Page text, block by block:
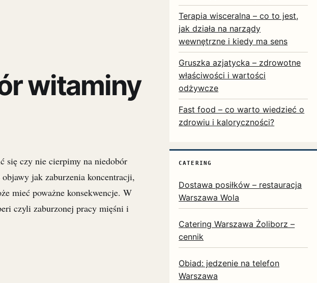
witaminy
się czy nie cierpimy na niedobór
jak zaburzenia koncentracji,
mieć poważne konsekwencje. W
czyli zaburzonej pracy mięśni i
Terapia wisceralna – co to jest,
jak działa na narządy
wewnętrzne i kiedy ma sens
Gruszka azjatycka – zdrowotne
właściwości i wartości
odżywcze
Fast food – co warto wiedzieć o
zdrowiu i kaloryczności?
CATERING
Dostawa posiłków – restauracja
Warszawa Wola
Catering Warszawa Żoliborz –
cennik
Obiad: jedzenie na telefon
Warszawa